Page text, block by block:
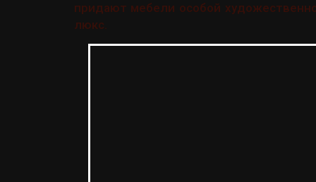
придают мебели особой
люкс.